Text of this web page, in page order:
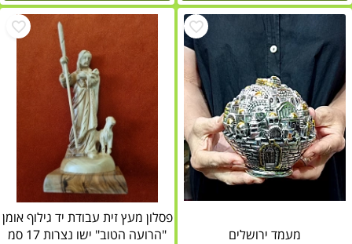
מעמד ירושלים
פסלון מעץ זית עבודת יד גילוף אומן
"הרועה הטוב" ישו נצרות 17 סמ